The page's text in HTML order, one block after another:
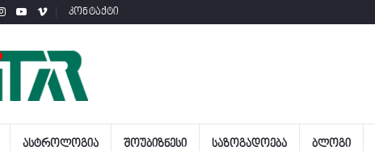
კონტაქტი
ᲐᲡᲢᲠᲝᲚᲝᲒᲘᲐ ᲨᲝᲣᲑᲘᲖᲜᲔᲡᲘ ᲡᲐᲖᲝᲒᲐᲓᲝᲔᲑᲐ ᲑᲚᲝᲒᲘ